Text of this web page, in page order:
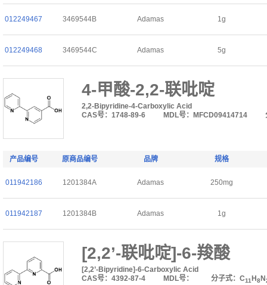
012249467 3469544B Adamas 1g
012249468 3469544C Adamas 5g
4-甲酸-2,2-联吡啶
2,2-Bipyridine-4-Carboxylic Acid
CAS号：1748-89-6
MDL号：MFCD09414714
产品编号 原商品编号 品牌 规格
011942186 1201384A Adamas 250mg
011942187 1201384B Adamas 1g
[2,2’-联吡啶]-6-羧酸
[2,2’-Bipyridine]-6-Carboxylic Acid
CAS号：4392-87-4
MDL号： 分子式：C11H 8 N